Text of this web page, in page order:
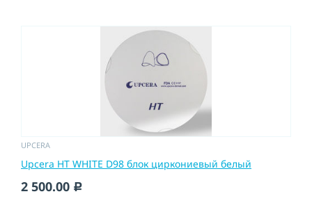
UPCERA
Upcera HT WHITE D98 блок циркониевый белый
2 500.00 c